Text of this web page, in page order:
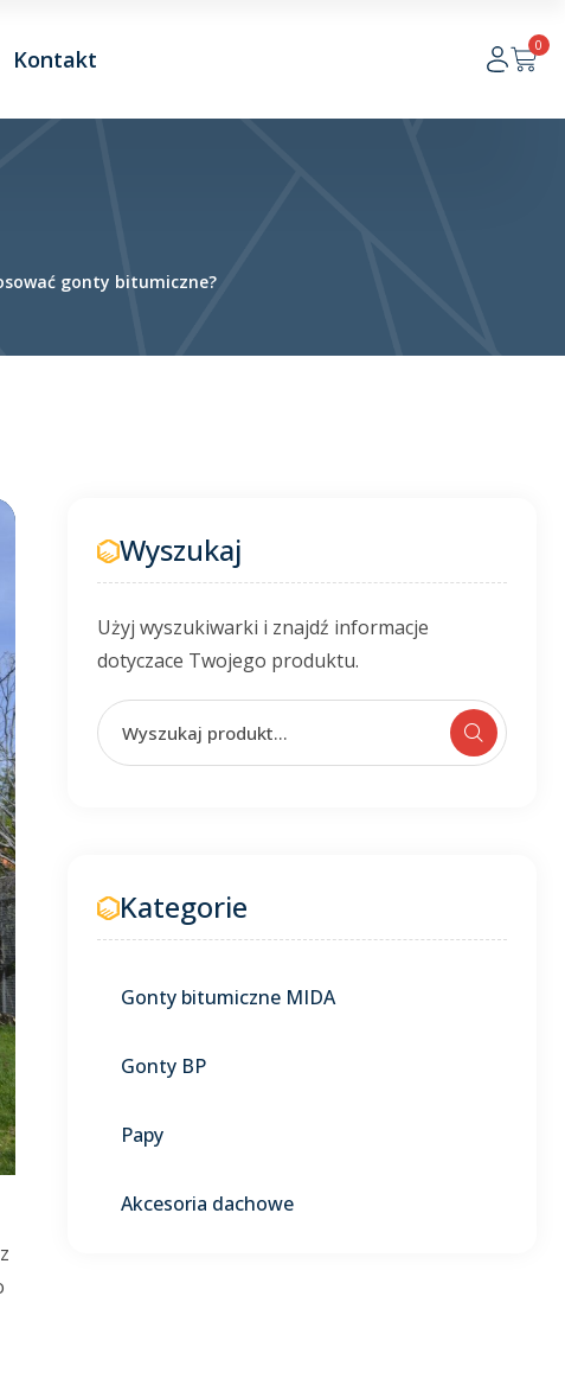
Kontakt
0
gonty bitumiczne?
Wyszukaj
Użyj wyszukiwarki i znajdź informacje
dotyczace Twojego produktu.
Kategorie
Gonty bitumiczne MIDA
Gonty BP
Papy
Akcesoria dachowe